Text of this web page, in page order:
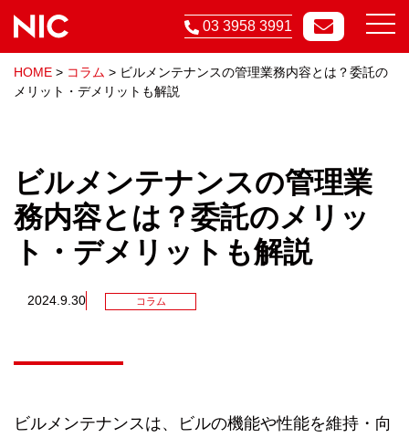
03 3958 3991
HOME > コラム > ビルメンテナンスの管理業務内容とは？委託の
メリット・デメリットも解説
ビルメンテナンスの管理業
務内容とは？委託のメリッ
ト・デメリットも解説
2024.9.30 コラム
ビルメンテナンスは、ビルの機能や性能を維持・向